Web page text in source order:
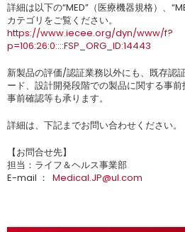
詳細は以下の“MED”（医療機器規格）、
カテゴリをご覧ください。
https://www.iecee.org/dyn/www/f?
p=106:26:0::::FSP_ORG_ID:14443
新製品の評価/認証業務以外にも、既存認
ード、設計開発段階での製品に関する事
事前確認等も承ります。
詳細は、下記までお問い合わせください。
【お問合せ先】
担当：ライフ＆ヘルス事業部
E-mail ： Medical.JP@ul.com